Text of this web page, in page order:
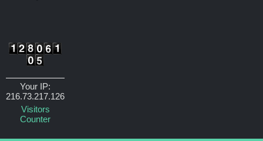
Your IP:
216.73.217.126
Visitors
Counter